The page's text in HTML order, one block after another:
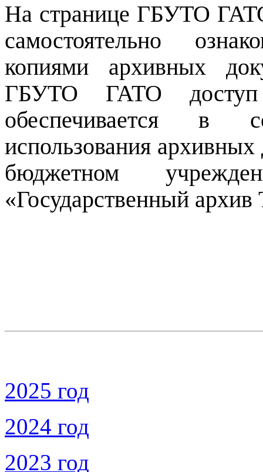
На странице ГБУТО
самостоятельно
копиями архивных
ГБУТО ГАТО
обеспечивается в
использования
бюджетном
«Государственный
2025 год
2024 год
2023 год